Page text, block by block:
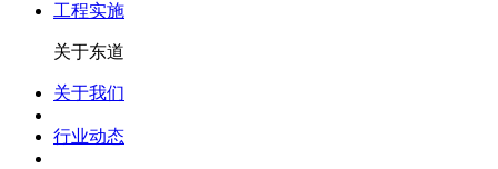
工程实施
关于东道
关于我们
行业动态